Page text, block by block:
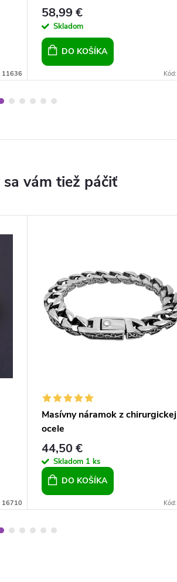
11636
58,99 €
Skladom
DO KOŠÍKA
Kód:
16710
Masívny náramok z chirurgickej
ocele
44,50 €
Skladom 1 ks
DO KOŠÍKA
Kód: